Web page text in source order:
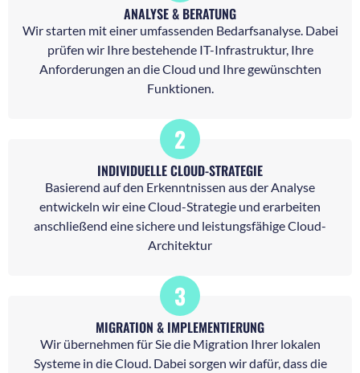
ANALYSE & BERATUNG
Wir starten mit einer umfassenden Bedarfsanalyse. Dabei
prüfen wir Ihre bestehende IT-Infrastruktur, Ihre
Anforderungen an die Cloud und Ihre gewünschten
Funktionen.
2
INDIVIDUELLE CLOUD-STRATEGIE
Basierend auf den Erkenntnissen aus der Analyse
entwickeln wir eine Cloud-Strategie und erarbeiten
anschließend eine sichere und leistungsfähige Cloud-
Architektur
3
MIGRATION & IMPLEMENTIERUNG
Wir übernehmen für Sie die Migration Ihrer lokalen
Systeme in die Cloud. Dabei sorgen wir dafür, dass die